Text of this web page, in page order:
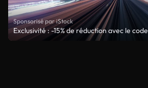
Sponsorisé par iStock
Exclusivité : -15% de réduction avec le code